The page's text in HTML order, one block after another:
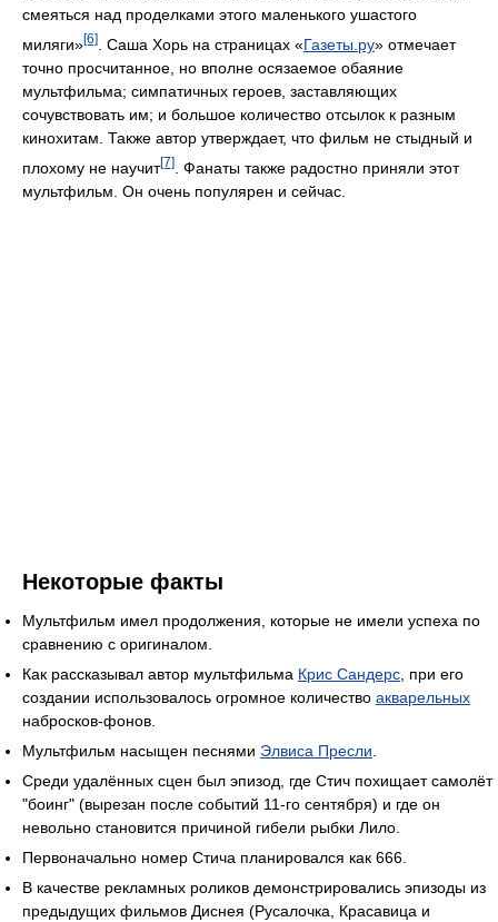
смеяться над проделками этого маленького ушастого
миляги»[6] . Саша Хорь на страницах «Газеты.ру» отмечает
точно просчитанное, но вполне осязаемое обаяние
мультфильма; симпатичных героев, заставляющих
сочувствовать им; и большое количество отсылок к разным
кинохитам. Также автор утверждает, что фильм не стыдный и
плохому не научит[7]
. Фанаты также радостно приняли этот
мультфильм. Он очень популярен и сейчас.
Некоторые факты
Мультфильм имел продолжения, которые не имели успеха по
сравнению с оригиналом.
Как рассказывал автор мультфильма Крис Сандерс , при его
создании использовалось огромное количество акварельных
набросков-фонов.
Мультфильм насыщен песнями Элвиса Пресли
Среди удалённых сцен был эпизод, где Стич похищает самолёт
"боинг" (вырезан после событий 11-го сентября) и где он
невольно становится причиной гибели рыбки Лило.
Первоначально номер Стича планировался как 666.
В качестве рекламных роликов демонстрировались эпизоды из
предыдущих фильмов Диснея (Русалочка, Красавица и